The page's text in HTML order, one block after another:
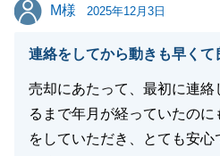
不動産に関することで、今後
今後とも、宜しくお願い申し
閉じ
M様
M様 2025年12月3日
連絡をしてから動きも早くて
売却にあたって、最初に連
るまで年月が経っていたの
をしていただき、とても安